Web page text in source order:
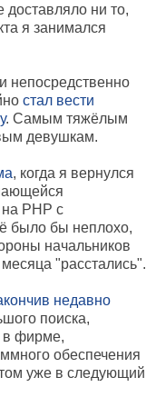
доставляло ни то,
я занимался
непосредственно
стал вести
. Самым тяжёлым
девушкам.
, когда я вернулся
PHP с
было бы неплохо,
начальников
"расстались".
недавно
поиска,
в фирме,
обеспечения
уже в следующий